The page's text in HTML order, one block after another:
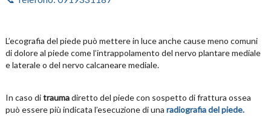
L’ecografia del piede può mettere in luce anche cause meno comuni
di dolore al piede come l’intrappolamento del nervo plantare mediale
e laterale o del nervo calcaneare mediale.
In caso ditraumadiretto del piede con sospetto di frattura ossea
può essere più indicata l’esecuzione di una radiografia del piede.